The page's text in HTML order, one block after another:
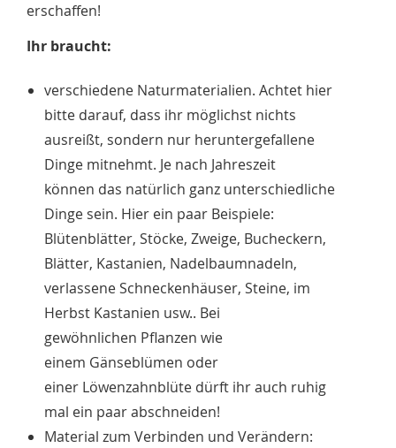
erschaffen!
Ihr braucht:
verschiedene Naturmaterialien. Achtet hier
bitte darauf, dass ihr möglichst nichts
ausreißt, sondern nur heruntergefallene
Dinge mitnehmt. Je nach Jahreszeit
können das natürlich ganz unterschiedliche
Dinge sein. Hier ein paar Beispiele:
Blütenblätter, Stöcke, Zweige, Bucheckern,
Blätter, Kastanien, Nadelbaumnadeln,
verlassene Schneckenhäuser, Steine, im
Herbst Kastanien usw.. Bei
gewöhnlichen Pflanzen wie
einem Gänseblümen oder
einer Löwenzahnblüte dürft ihr auch ruhig
mal ein paar abschneiden!
Material zum Verbinden und Verändern: